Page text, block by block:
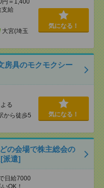
円＝1,400
給
大宮(埼玉
気になる！
房具のモクモクシー
る
から徒歩5
気になる！
の会場で株主総会の
派遣]
日給7000
OK！